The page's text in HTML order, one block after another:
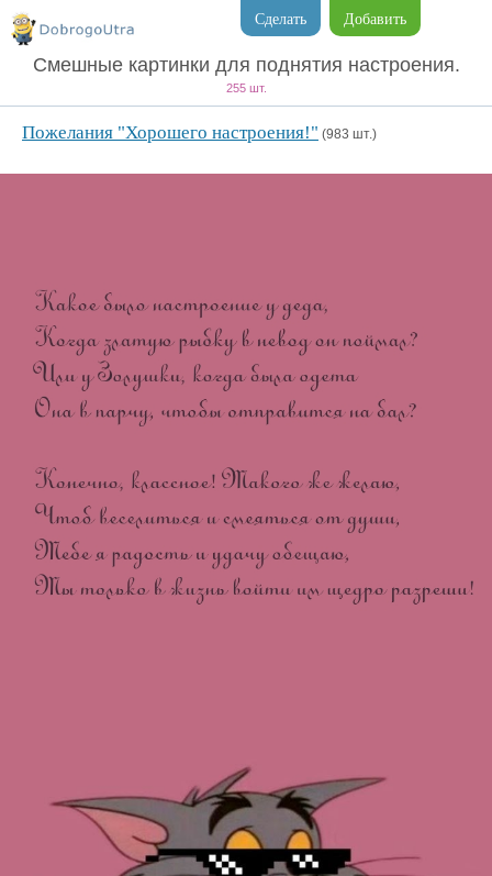
Добавить
Сделать
Смешные картинки для поднятия настроения.
255 шт.
Пожелания "Хорошего настроения!" (983 шт.)